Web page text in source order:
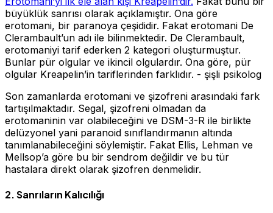
büyüklük sanrısı olarak açıklamıştır. Ona göre
erotomani, bir paranoya çeşididir. Fakat erotomani De
Clerambault’un adı ile bilinmektedir. De Clerambault,
erotomaniyi tarif ederken 2 kategori oluşturmuştur.
Bunlar pür olgular ve ikincil olgulardır. Ona göre, pür
olgular Kreapelin’in tariflerinden farklıdır. - şişli psikolog
Son zamanlarda erotomani ve şizofreni arasındaki fark
tartışılmaktadır. Segal, şizofreni olmadan da
erotomaninin var olabileceğini ve DSM-3-R ile birlikte
delüzyonel yani paranoid sınıflandırmanın altında
tanımlanabileceğini söylemiştir. Fakat Ellis, Lehman ve
Mellsop’a göre bu bir sendrom değildir ve bu tür
hastalara direkt olarak şizofren denmelidir.
2. Sanrıların Kalıcılığı